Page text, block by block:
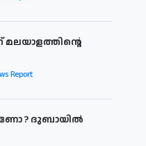
Report
? ദുബായില്‍